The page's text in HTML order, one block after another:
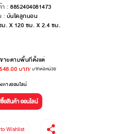
: 8852404081473
: บันไดลูกนอน
ม. X 120 ซม. X 2.4 ซม.
ายตามพื้นที่ตั้งแต่
548.00 บาท/ บาทต่อหน่วย
ทางออนไลน์
อสินค้า ออนไลน์
Wishlist